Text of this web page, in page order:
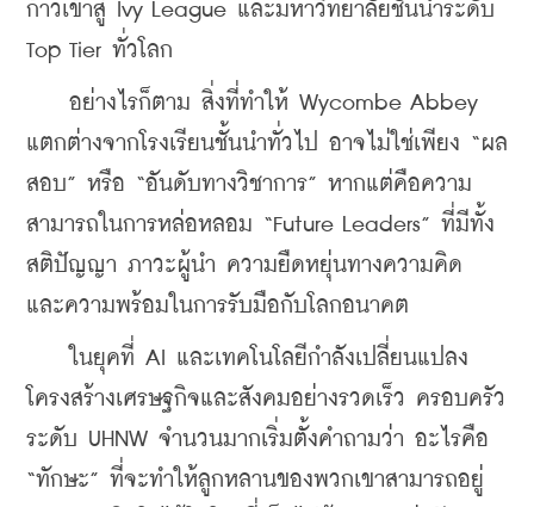
ก้าวเข้าสู่ Ivy League และมหาวิทยาลัยชั้นนำระดับ
Top Tier ทั่วโลก
อย่างไรก็ตาม สิ่งที่ทำให้ Wycombe Abbey
แตกต่างจากโรงเรียนชั้นนำทั่วไป อาจไม่ใช่เพียง “ผล
สอบ” หรือ “อันดับทางวิชาการ” หากแต่คือความ
สามารถในการหล่อหลอม “Future Leaders” ที่มีทั้ง
สติปัญญา ภาวะผู้นำ ความยืดหยุ่นทางความคิด
และความพร้อมในการรับมือกับโลกอนาคต
ในยุคที่ AI และเทคโนโลยีกำลังเปลี่ยนแปลง
โครงสร้างเศรษฐกิจและสังคมอย่างรวดเร็ว ครอบครัว
ระดับ UHNW จำนวนมากเริ่มตั้งคำถามว่า อะไรคือ
“ทักษะ” ที่จะทำให้ลูกหลานของพวกเขาสามารถอยู่